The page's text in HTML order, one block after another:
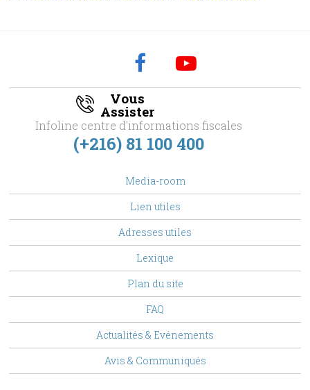
Vous
Assister
Infoline centre d'informations fiscales
(+216) 81 100 400
Media-room
Lien utiles
Adresses utiles
Lexique
Plan du site
FAQ
Actualités & Evénements
Avis & Communiqués